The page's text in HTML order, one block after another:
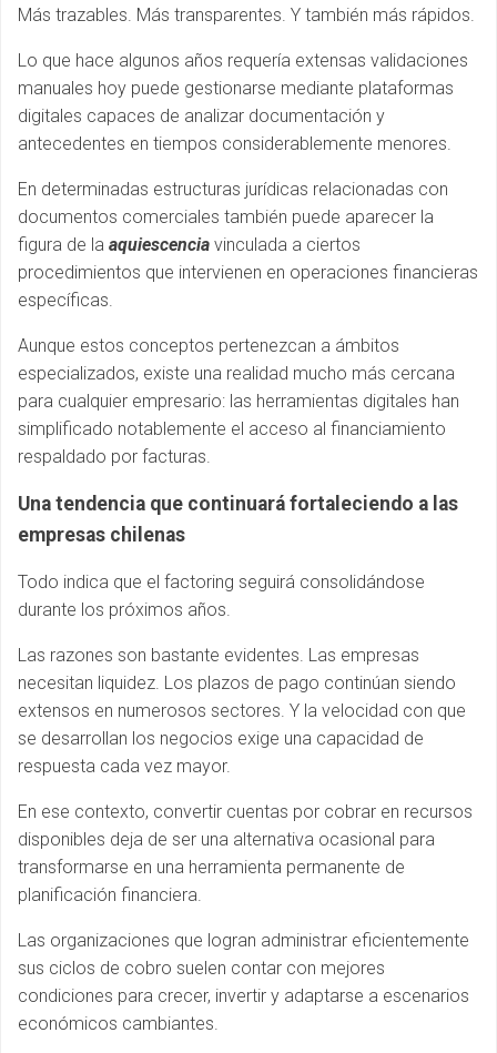
Más trazables. Más transparentes. Y también más rápidos.
Lo que hace algunos años requería extensas validaciones
manuales hoy puede gestionarse mediante plataformas
digitales capaces de analizar documentación y
antecedentes en tiempos considerablemente menores.
En determinadas estructuras jurídicas relacionadas con
documentos comerciales también puede aparecer la
figura de la aquiescencia vinculada a ciertos
procedimientos que intervienen en operaciones financieras
específicas.
Aunque estos conceptos pertenezcan a ámbitos
especializados, existe una realidad mucho más cercana
para cualquier empresario: las herramientas digitales han
simplificado notablemente el acceso al financiamiento
respaldado por facturas.
Una tendencia que continuará fortaleciendo a las
empresas chilenas
Todo indica que el factoring seguirá consolidándose
durante los próximos años.
Las razones son bastante evidentes. Las empresas
necesitan liquidez. Los plazos de pago continúan siendo
extensos en numerosos sectores. Y la velocidad con que
se desarrollan los negocios exige una capacidad de
respuesta cada vez mayor.
En ese contexto, convertir cuentas por cobrar en recursos
disponibles deja de ser una alternativa ocasional para
transformarse en una herramienta permanente de
planificación financiera.
Las organizaciones que logran administrar eficientemente
sus ciclos de cobro suelen contar con mejores
condiciones para crecer, invertir y adaptarse a escenarios
económicos cambiantes.